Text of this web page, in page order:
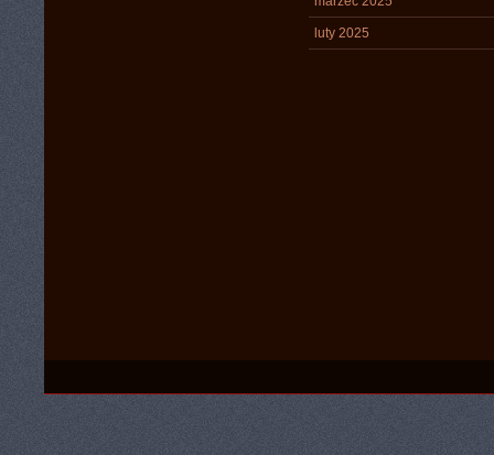
luty 2025